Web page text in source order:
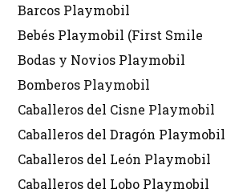
Barcos Playmobil
Bebés Playmobil (First Smile
Bodas y Novios Playmobil
Bomberos Playmobil
Caballeros del Cisne Playmobil
Caballeros del Dragón Playmobil
Caballeros del León Playmobil
Caballeros del Lobo Playmobil